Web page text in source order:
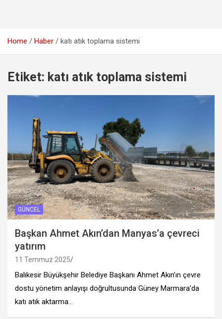
Home Haber katı atık toplama sistemi
Etiket: katı atık toplama sistemi
GÜNCEL
Başkan Ahmet Akın’dan Manyas’a çevreci
yatırım
11 Temmuz 2025
Balıkesir Büyükşehir Belediye Başkanı Ahmet Akın’ın çevre
dostu yönetim anlayışı doğrultusunda Güney Marmara’da
katı atık aktarma…